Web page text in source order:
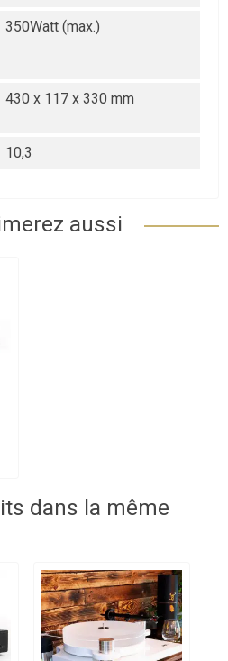
350Watt (max.)
430 x 117 x 330 mm
10,3
aussi
dans la même